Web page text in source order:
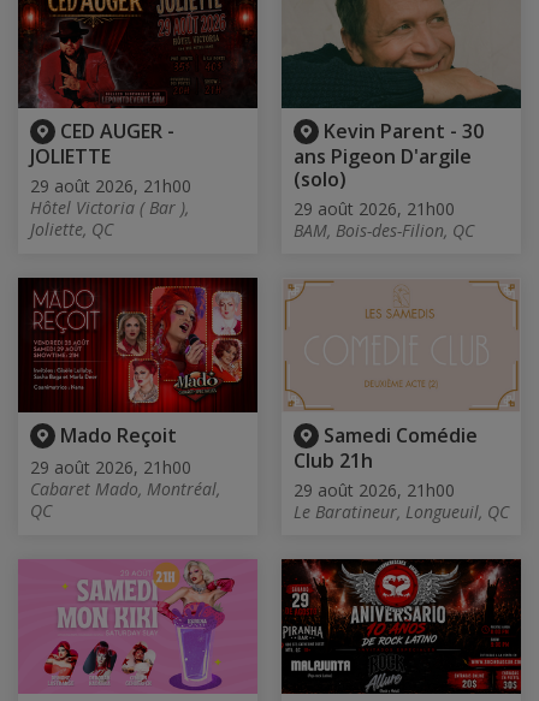
CED AUGER -
JOLIETTE
29 août 2026, 21h00
Hôtel Victoria ( Bar ),
Joliette, QC
Kevin Parent - 30
ans Pigeon D'argile
(solo)
29 août 2026, 21h00
BAM, Bois-des-Filion, QC
Mado Reçoit
29 août 2026, 21h00
Cabaret Mado, Montréal,
QC
Samedi Comédie
Club 21h
29 août 2026, 21h00
Le Baratineur, Longueuil, QC